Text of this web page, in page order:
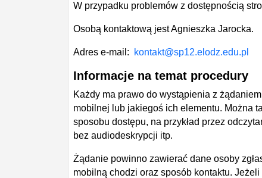
W przypadku problemów z dostępnością
Osobą kontaktową jest Agnieszka Jarocka.
Adres e-mail: kontakt@sp12.elodz.edu.pl
Informacje na temat procedury
Każdy ma prawo do wystąpienia z
mobilnej lub jakiegoś ich elementu. Można
sposobu dostępu, na przykład przez
bez audiodeskrypcji itp.
Żądanie powinno zawierać dane osoby
mobilną chodzi oraz sposób kontaktu.